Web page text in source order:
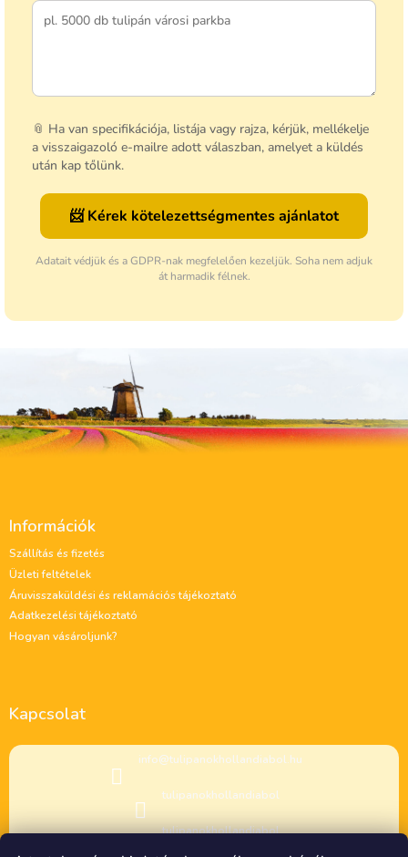
📎 Ha van specifikációja, listája vagy rajza, kérjük, mellékelje
a visszaigazoló e-mailre adott válaszban, amelyet a küldés
után kap tőlünk.
📨 Kérek kötelezettségmentes ajánlatot
Adatait védjük és a GDPR-nak megfelelően kezeljük. Soha nem adjuk
át harmadik félnek.
Információk
Szállítás és fizetés
Üzleti feltételek
Áruvisszaküldési és reklamációs tájékoztató
Adatkezelési tájékoztató
Hogyan vásároljunk?
Kapcsolat
info@tulipanokhollandiabol.hu
tulipanokhollandiabol
tulipanokhollandiabol